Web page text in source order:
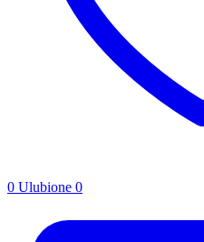
0 Ulubione 0